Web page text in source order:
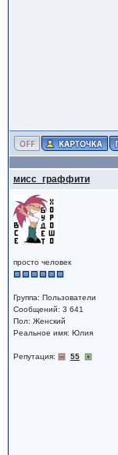
мисс_граффити
просто человек
Группа: Пользователи
Сообщений: 3 641
Пол: Женский
Реальное имя: Юлия
Репутация: 55